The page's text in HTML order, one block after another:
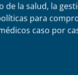
de la salud, la
para
caso por